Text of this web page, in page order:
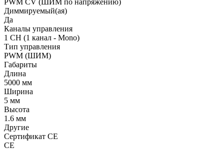
Диммируемый(ая)
Да
Каналы управления
1 CH (1 канал - Mono)
Тип управления
PWM (ШИМ)
Габариты
Длина
5000 мм
Ширина
5 мм
Высота
1.6 мм
Другие
Сертификат CE
CE